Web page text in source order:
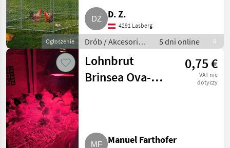
Ogłoszenie
D. Z.
4291 Lasberg
Drób / Akcesoria
do hodowli drobiu
5 dni online R
Lohnbrut
Brinsea Ova-
0,75 €
VAT nie
dotyczy
Manuel Farthofer